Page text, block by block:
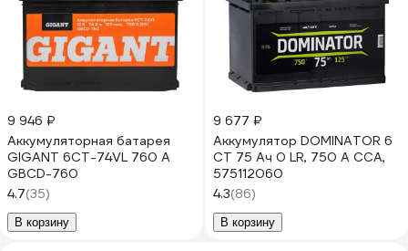
9 946 ₽
Аккумуляторная батарея
GIGANT 6СТ-74VL 760 A
GBCD-760
4.7(35)
В корзину
9 677 ₽
Аккумулятор DOMINATOR 6
СТ 75 Ач 0 LR, 750 А ССА,
575112060
4.3(86)
В корзину